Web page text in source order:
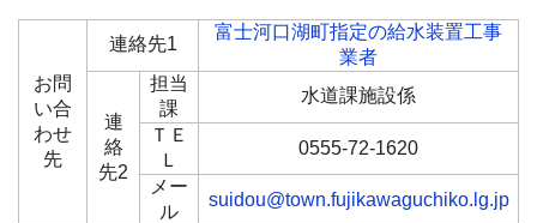
お問
い合
わせ
先
連絡先1
富士河口湖町指定の給水装置工事
業者
連
絡
先2
担当
課
水道課施設係
ＴＥ
Ｌ
0555-72-1620
メー
ル
suidou@town.fujikawaguchiko.lg.jp